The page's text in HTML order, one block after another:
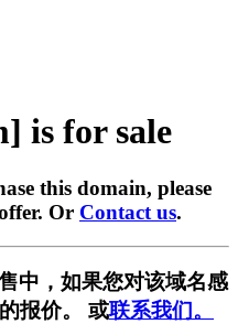
is for sale
this domain, please
Or Contact us.
中，如果您对该域名感
报价。 或联系我们。